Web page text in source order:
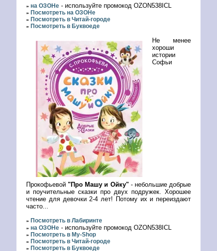
» на ОЗОНе - используйте промокод OZON538ICL
» Посмотреть на ОЗОНе
» Посмотреть в Читай-городе
» Посмотреть в Буквоеде
Не менее
хороши
истории
Софьи
Прокофьевой"Про Машу и Ойку"- небольшие добрые
и поучительные сказки про двух подружек. Хорошее
чтение для девочки 2-4 лет! Потому их и переиздают
часто...
» Посмотреть в Лабиринте
» на ОЗОНе - используйте промокод OZON538ICL
» Посмотреть в My-Shop
» Посмотреть в Читай-городе
» Посмотреть в Буквоеде